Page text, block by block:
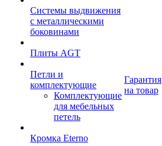
Системы выдвижения
с металлическими
боковинами
Плиты AGT
Петли и
комплектующие
Комплектующие
для мебельных
петель
Кромка Eterno
Гарантия
на товар